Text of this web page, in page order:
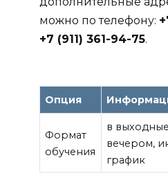
можно по телефону:
+7 (911) 361-94-75.
Опция
Формат
обучения
в
вечером,
график